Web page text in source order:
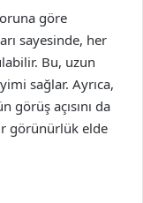
göre
sayesinde, her
Bu, uzun
sağlar. Ayrıca,
açısını da
görünürlük elde